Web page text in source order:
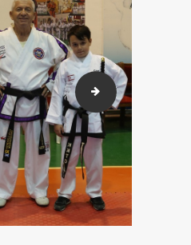
sınavı. (532) 2018-02-23-26